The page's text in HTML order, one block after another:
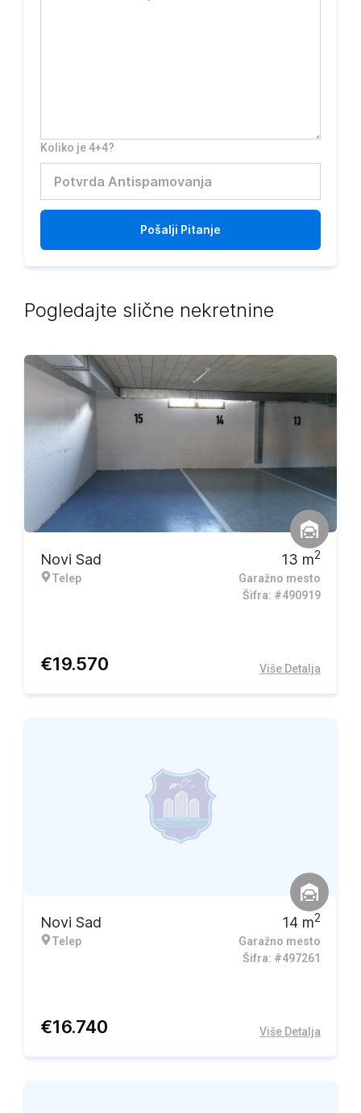
Koliko je 4+4?
Pošalji Pitanje
Pogledajte slične nekretnine
Novi Sad
Telep
13 m2
Garažno mesto
Šifra: #490919
€19.570 Više Detalja
Novi Sad
Telep
14 m2
Garažno mesto
Šifra: #497261
€16.740 Više Detalja